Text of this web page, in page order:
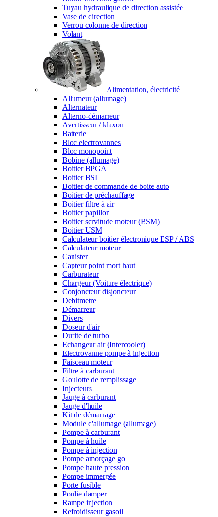
Tuyau hydraulique de direction assistée
Vase de direction
Verrou colonne de direction
Volant
Alimentation, électricité
Allumeur (allumage)
Alternateur
Alterno-démarreur
Avertisseur / klaxon
Batterie
Bloc electrovannes
Bloc monopoint
Bobine (allumage)
Boitier BPGA
Boitier BSI
Boitier de commande de boite auto
Boitier de préchauffage
Boitier filtre à air
Boitier papillon
Boitier servitude moteur (BSM)
Boitier USM
Calculateur boitier électronique ESP / ABS
Calculateur moteur
Canister
Capteur point mort haut
Carburateur
Chargeur (Voiture électrique)
Conjoncteur disjoncteur
Debitmetre
Démarreur
Divers
Doseur d'air
Durite de turbo
Echangeur air (Intercooler)
Electrovanne pompe à injection
Faisceau moteur
Filtre à carburant
Goulotte de remplissage
Injecteurs
Jauge à carburant
Jauge d'huile
Kit de démarrage
Module d'allumage (allumage)
Pompe à carburant
Pompe à huile
Pompe à injection
Pompe amorçage go
Pompe haute pression
Pompe immergée
Porte fusible
Poulie damper
Rampe injection
Refroidisseur gasoil